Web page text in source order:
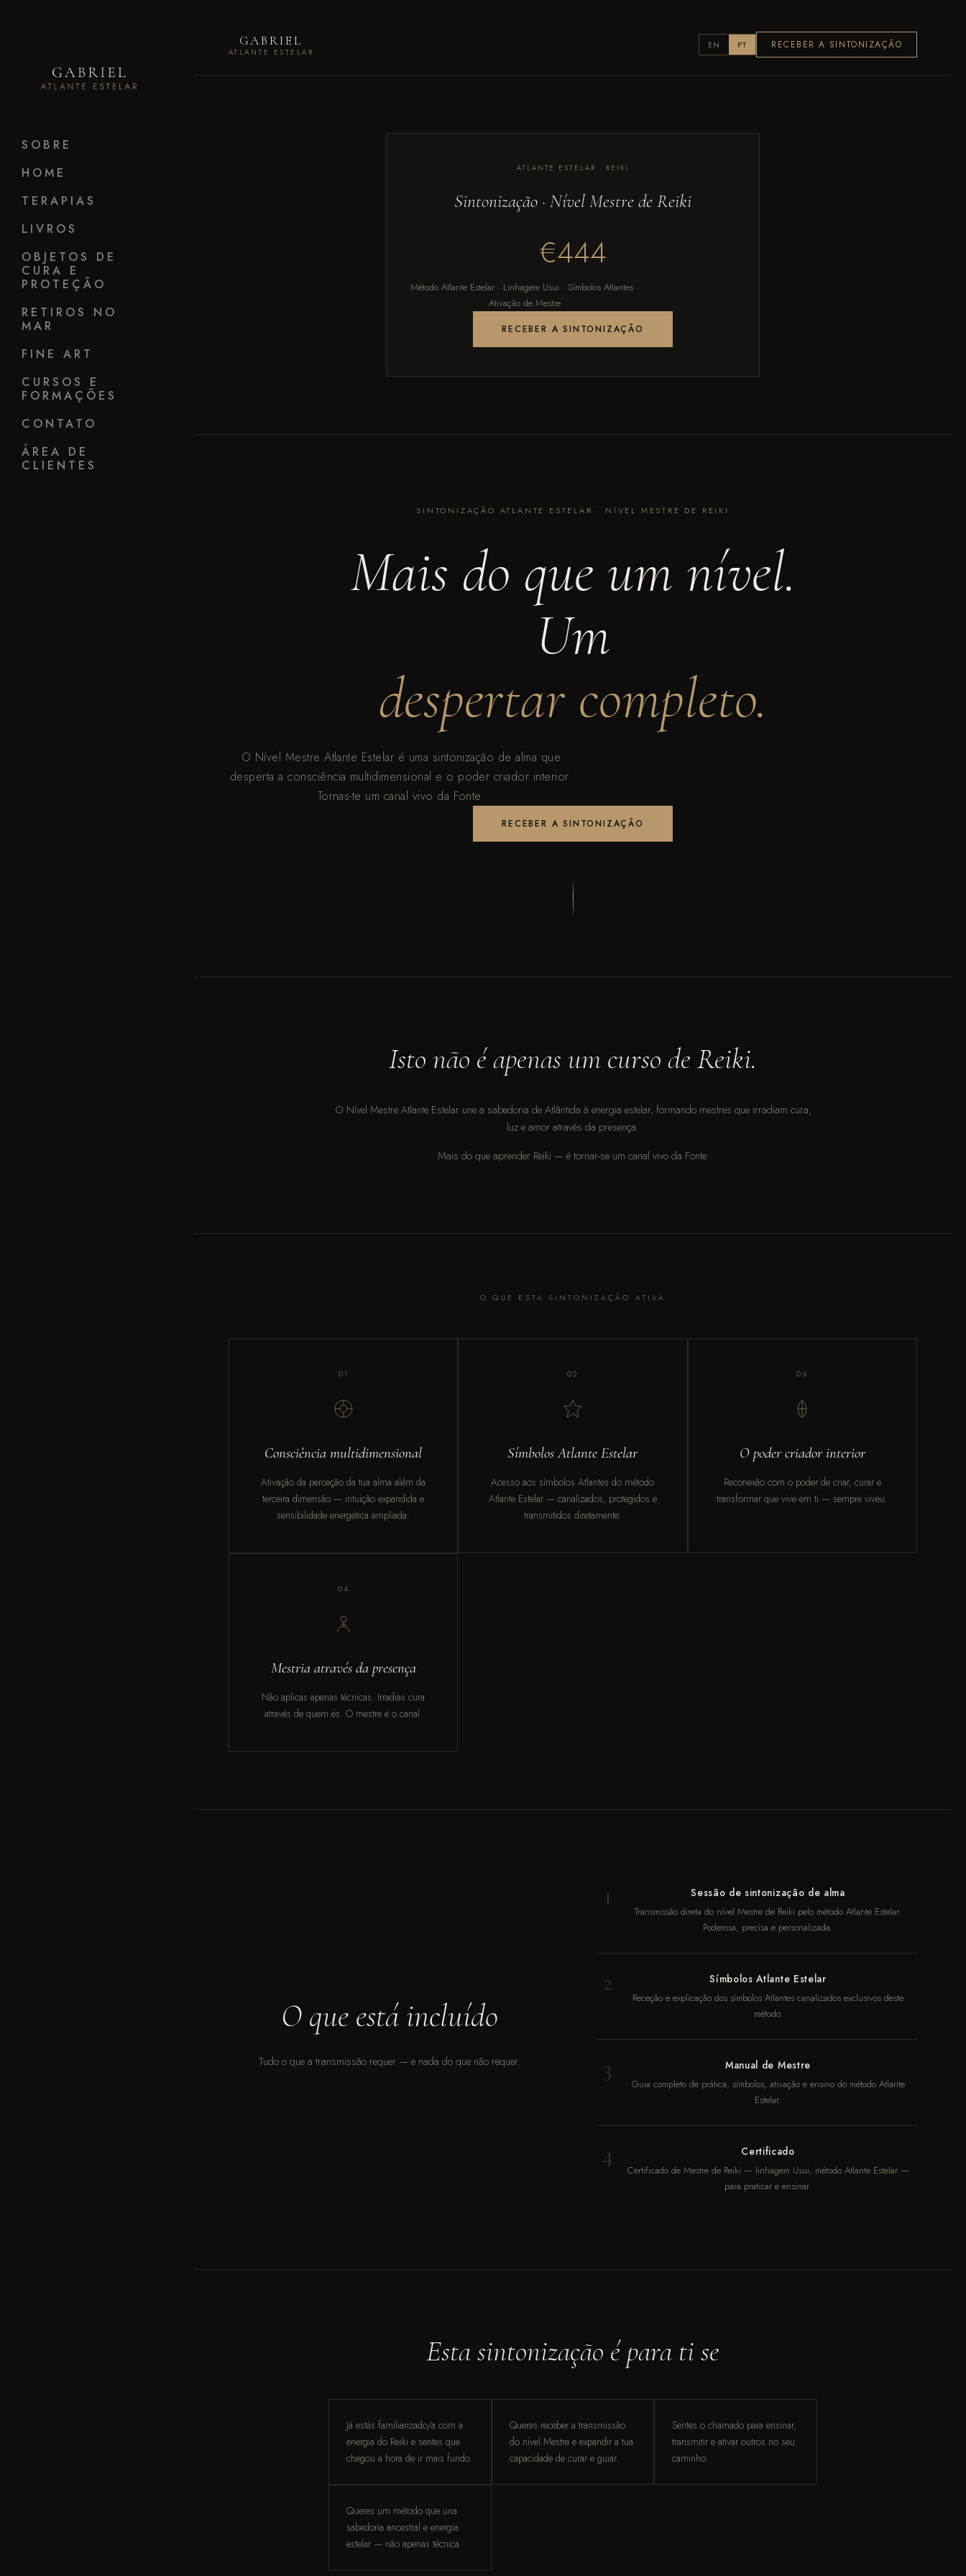
SOBRE
HOME
TERAPIAS
LIVROS
OBJETOS DE
CURA E
PROTEÇÃO
RETIROS NO
MAR
FINE ART
CURSOS E
FORMAÇÕES
CONTATO
ÁREA DE
CLIENTES
GABRIEL
ATLANTE ESTELAR
EN PT RECEBER A SINTONIZAÇÃO
ATLANTE ESTELAR · REIKI
Sintonização · Nível Mestre de Reiki
€444
Método Atlante Estelar · Linhagem Usui · Símbolos Atlantes ·
Ativação de Mestre
RECEBER A SINTONIZAÇÃO
SINTONIZAÇÃO ATLANTE ESTELAR · NÍVEL MESTRE DE REIKI
Mais do que um nível.
Um
despertar completo.
O Nível Mestre Atlante Estelar é uma sintonização de alma que
desperta a consciência multidimensional e o poder criador interior.
Tornas-te um canal vivo da Fonte.
RECEBER A SINTONIZAÇÃO
Isto não é apenas um curso de Reiki.
O Nível Mestre Atlante Estelar une a sabedoria de Atlântida à energia estelar, formando mestres que irradiam cura,
luz e amor através da presença.
Mais do que aprender Reiki — é tornar-se um canal vivo da Fonte.
O QUE ESTA SINTONIZAÇÃO ATIVA
01
Consciência multidimensional
Ativação da perceção da tua alma além da
terceira dimensão — intuição expandida e
sensibilidade energética ampliada.
02
Símbolos Atlante Estelar
Acesso aos símbolos Atlantes do método
Atlante Estelar — canalizados, protegidos e
transmitidos diretamente.
03
O poder criador interior
Reconexão com o poder de criar, curar e
transformar que vive em ti — sempre viveu.
04
Mestria através da presença
Não aplicas apenas técnicas. Irradias cura
através de quem és. O mestre é o canal.
O que está incluído
Tudo o que a transmissão requer — e nada do que não requer.
1 Sessão de sintonização de alma
Transmissão direta do nível Mestre de Reiki pelo método Atlante Estelar.
Poderosa, precisa e personalizada.
2 Símbolos Atlante Estelar
Receção e explicação dos símbolos Atlantes canalizados exclusivos deste
método.
3 Manual de Mestre
Guia completo de prática, símbolos, ativação e ensino do método Atlante
Estelar.
4 Certificado
Certificado de Mestre de Reiki — linhagem Usui, método Atlante Estelar —
para praticar e ensinar.
Esta sintonização é para ti se
Já estás familiarizado/a com a
energia do Reiki e sentes que
chegou a hora de ir mais fundo.
Queres receber a transmissão
do nível Mestre e expandir a tua
capacidade de curar e guiar.
Sentes o chamado para ensinar,
transmitir e ativar outros no seu
caminho.
Queres um método que una
sabedoria ancestral e energia
estelar — não apenas técnica.